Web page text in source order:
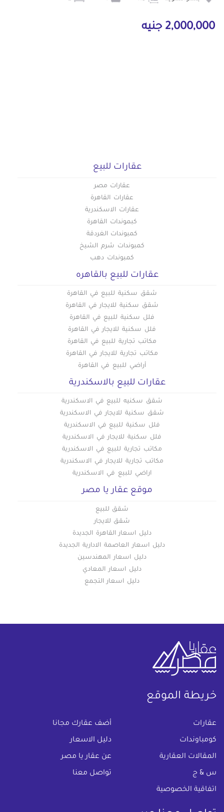
2,000,000 جنيه
عقارات للبيع
عقارات مصر
عقارات القاهرة
عقارات الاسكندرية
كبموندات القاهرة
كمبوندات الغردقة
كمبوندات شرم الشيخ
كمبوندات دهب
عقارات للبيع بالقاهره
شقق سكنية للبيع في القاهرة
شقق سكنية للايجار في القاهرة
فلل سكنية للبيع في القاهرة
فلل سكنية للايجار في القاهرة
مكاتب تجارية للبيع في القاهرة
مكاتب تجارية للايجار في القاهرة
أراضي للبيع في القاهرة
عقارات للبيع بالاسكندرية
شقق سكنيه للبيع في الاسكندرية
شقق سكنية للايجار في الاسكندرية
فلل سكنية للبيع في الاسكندرية
فلل سكنية للايجار في الاسكندرية
مكاتب تجارية للبيع في الاسكندرية
مكاتب تجارية للايجار في الاسكندرية
اراضي للبيع في الاسكندرية
موقع عقار يا مصر
شقق للبيع
شقق للايجار
دليل اسعار القاهرة الجديدة
دليل اسعار العاصمة الادارية الجديدة
دليل اسعار المهندسين
دليل اسعار المعادي
دليل اسعار التجمع
خريطة الموقع
عقارات أضف عقارك مجانا
كومباوندات دليل الاسعار
المقالات العقارية عن عقار يا مصر
س & ج تواصل معنا
اتفاقية الخصوصية